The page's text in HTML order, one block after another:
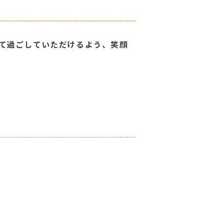
過ごしていただけるよう、笑顔